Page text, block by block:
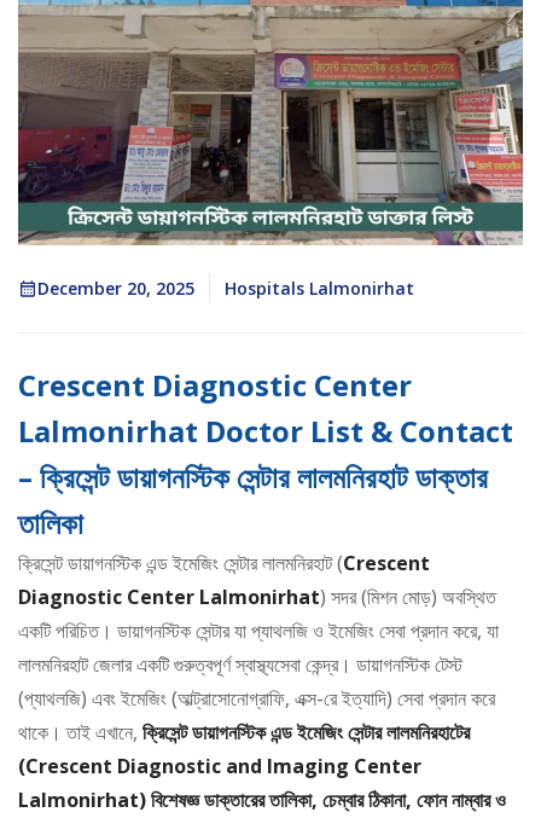
December 20, 2025 Hospitals Lalmonirhat
Crescent Diagnostic Center
Lalmonirhat Doctor List & Contact
– ক্রিসেন্ট ডায়াগনস্টিক সেন্টার লালমনিরহাট ডাক্তার
তালিকা
ক্রিসেন্ট ডায়াগনস্টিক এন্ড ইমেজিং সেন্টার লালমনিরহাট (Crescent
Diagnostic Center Lalmonirhat) সদর (মিশন মোড়) অবস্থিত
একটি পরিচিত। ডায়াগনস্টিক সেন্টার যা প্যাথলজি ও ইমেজিং সেবা প্রদান করে, যা
লালমনিরহাট জেলার একটি গুরুত্বপূর্ণ স্বাস্থ্যসেবা কেন্দ্র। ডায়াগনস্টিক টেস্ট
(প্যাথলজি) এবং ইমেজিং (আল্ট্রাসোনোগ্রাফি, এক্স-রে ইত্যাদি) সেবা প্রদান করে
থাকে। তাই এখানে, ক্রিসেন্ট ডায়াগনস্টিক এন্ড ইমেজিং সেন্টার লালমনিরহাটের
(Crescent Diagnostic and Imaging Center
Lalmonirhat) বিশেষজ্ঞ ডাক্তারের তালিকা, চেম্বার ঠিকানা, ফোন নাম্বার ও